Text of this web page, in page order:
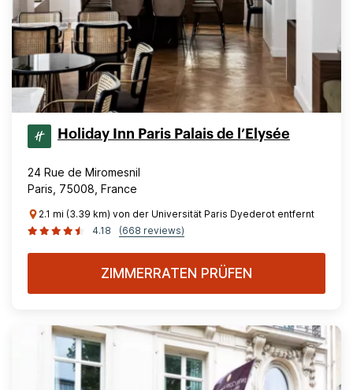
Holiday Inn Paris Palais de l’Elysée
24 Rue de Miromesnil
Paris, 75008, France
2.1 mi (3.39 km) von der Universität Paris Dyederot entfernt
4.18
(668 reviews)
ZIMMERRATEN PRÜFEN